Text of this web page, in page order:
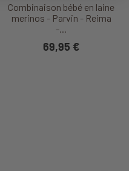
Combinaison bébé en laine
merinos - Parvin - Reima
-...
69,95 €